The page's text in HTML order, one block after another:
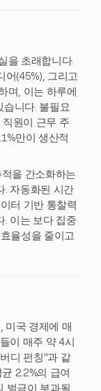
을 초래합니다.
어(45%), 그리고
며, 이는 하루에
습니다. 불필요
원이 근무 주
만이 생산적
을 간소화하는
. 자동화된 시간
터 기반 통찰력
. 이는 보다 집중
율성을 줄이고
미국 경제에 매
이 매주 약 4시
디 펀칭"과 같
2.2%의 급여
벌금이 부과될